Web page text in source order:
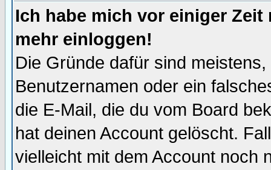
Ich habe mich vor einiger
mehr einloggen!
Die Gründe dafür sind
Benutzernamen oder ein
die E-Mail, die du vom Board
hat deinen Account gelöscht.
vielleicht mit dem Account noch